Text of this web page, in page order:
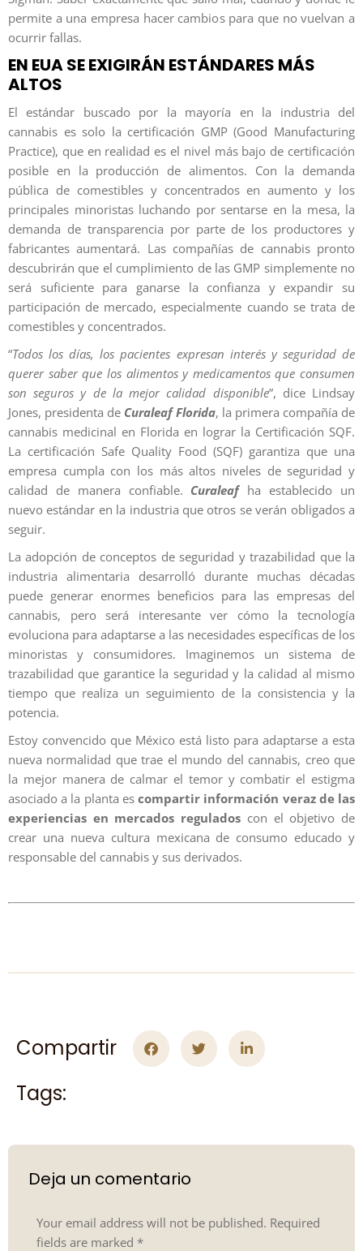
permite a una empresa hacer cambios para que no vuelvan a
ocurrir fallas.
EN EUA SE EXIGIRÁN ESTÁNDARES MÁS
ALTOS
El estándar buscado por la mayoría en la industria del
cannabis es solo la certificación GMP (Good Manufacturing
Practice), que en realidad es el nivel más bajo de certificación
posible en la producción de alimentos. Con la demanda
pública de comestibles y concentrados en aumento y los
principales minoristas luchando por sentarse en la mesa, la
demanda de transparencia por parte de los productores y
fabricantes aumentará. Las compañías de cannabis pronto
descubrirán que el cumplimiento de las GMP simplemente no
será suficiente para ganarse la confianza y expandir su
participación de mercado, especialmente cuando se trata de
comestibles y concentrados.
“Todos los días, los pacientes expresan interés y seguridad de
querer saber que los alimentos y medicamentos que consumen
son seguros y de la mejor calidad disponible”, dice Lindsay
Jones, presidenta de Curaleaf Florida, la primera compañía de
cannabis medicinal en Florida en lograr la Certificación SQF.
La certificación Safe Quality Food (SQF) garantiza que una
empresa cumpla con los más altos niveles de seguridad y
calidad de manera confiable. Curaleafha establecido un
nuevo estándar en la industria que otros se verán obligados a
seguir.
La adopción de conceptos de seguridad y trazabilidad que la
industria alimentaria desarrolló durante muchas décadas
puede generar enormes beneficios para las empresas del
cannabis, pero será interesante ver cómo la tecnología
evoluciona para adaptarse a las necesidades específicas de los
minoristas y consumidores. Imaginemos un sistema de
trazabilidad que garantice la seguridad y la calidad al mismo
tiempo que realiza un seguimiento de la consistencia y la
potencia.
Estoy convencido que México está listo para adaptarse a esta
nueva normalidad que trae el mundo del cannabis, creo que
la mejor manera de calmar el temor y combatir el estigma
asociado a la planta escompartir información veraz de las
experiencias en mercados regulados con el objetivo de
crear una nueva cultura mexicana de consumo educado y
responsable del cannabis y sus derivados.
Compartir
Tags:
Deja un comentario
Your email address will not be published. Required
fields are marked *